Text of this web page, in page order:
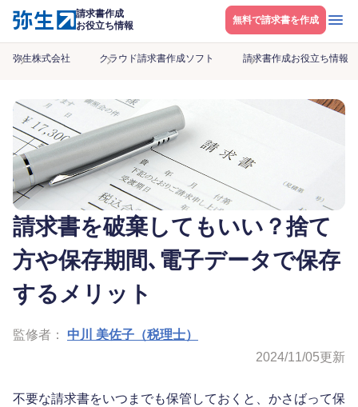
請求書作成
お役立ち情報
無料で請求書を作成 メニ
弥生株式会社 クラウド請求書作成ソフト 請求書作成お役立ち情報
請求書を破棄してもいい？捨て
方や保存期間､電子データで保存
するメリット
監修者： 中川 美佐子（税理士）
2024/11/05更新
不要な請求書をいつまでも保管しておくと、かさばって保